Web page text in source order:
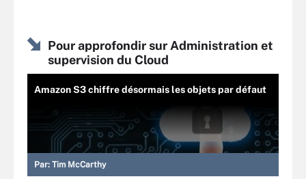
Pour approfondir sur Administration et
supervision du Cloud
Amazon S3 chiffre désormais les objets par défaut
Par: Tim McCarthy